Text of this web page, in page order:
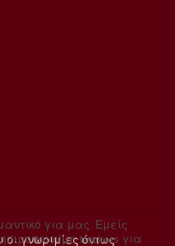
οι γνωριμίες όντως
για μας. Εμείς
trackers για